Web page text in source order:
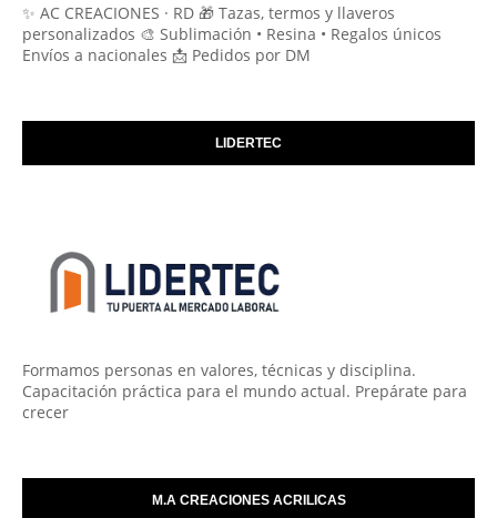
✨ AC CREACIONES · RD 🎁 Tazas, termos y llaveros
personalizados 🎨 Sublimación • Resina • Regalos únicos
Envíos a nacionales 📩 Pedidos por DM
LIDERTEC
Formamos personas en valores, técnicas y disciplina.
Capacitación práctica para el mundo actual. Prepárate para
crecer
M.A CREACIONES ACRILICAS